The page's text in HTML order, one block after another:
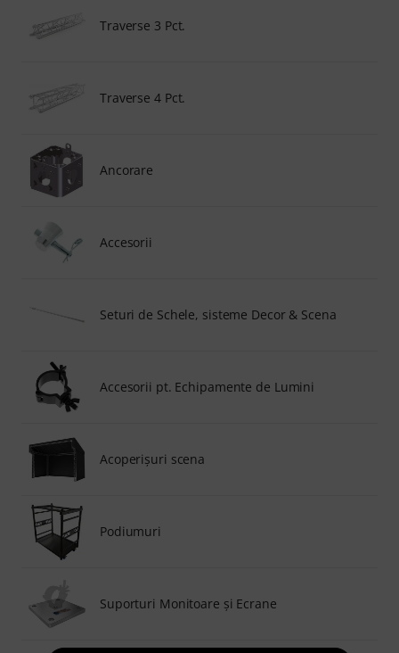
Traverse 3 Pct.
Traverse 4 Pct.
Ancorare
Accesorii
Seturi de Schele, sisteme Decor & Scena
Accesorii pt. Echipamente de Lumini
Acoperișuri scena
Podiumuri
Suporturi Monitoare și Ecrane